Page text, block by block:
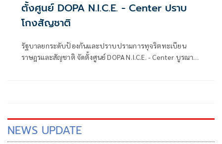
ตั้งศูนย์ DOPA N.I.C.E. - Center ปราบ
โกงสัญชาติ
รัฐบาลยกระดับป้องกันและปราบปรามการทุจริตทะเบียน
ราษฎรและสัญชาติ จัดตั้งศูนย์ DOPA N.I.C.E. - Center บูรณา
NEWS UPDATE